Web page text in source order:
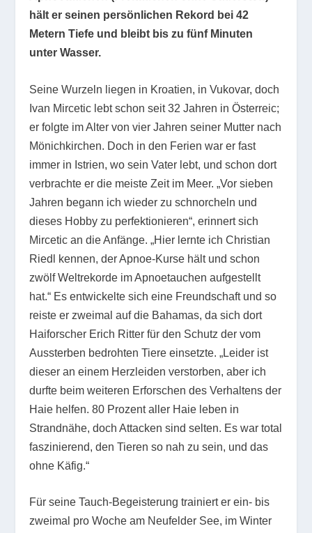
hält er seinen persönlichen Rekord bei 42
Metern Tiefe und bleibt bis zu fünf Minuten
unter Wasser.
Seine Wurzeln liegen in Kroatien, in Vukovar, doch
Ivan Mircetic lebt schon seit 32 Jahren in Österreic;
er folgte im Alter von vier Jahren seiner Mutter nach
Mönichkirchen. Doch in den Ferien war er fast
immer in Istrien, wo sein Vater lebt, und schon dort
verbrachte er die meiste Zeit im Meer. „Vor sieben
Jahren begann ich wieder zu schnorcheln und
dieses Hobby zu perfektionieren“, erinnert sich
Mircetic an die Anfänge. „Hier lernte ich Christian
Riedl kennen, der Apnoe-Kurse hält und schon
zwölf Weltrekorde im Apnoetauchen aufgestellt
hat.“ Es entwickelte sich eine Freundschaft und so
reiste er zweimal auf die Bahamas, da sich dort
Haiforscher Erich Ritter für den Schutz der vom
Aussterben bedrohten Tiere einsetzte. „Leider ist
dieser an einem Herzleiden verstorben, aber ich
durfte beim weiteren Erforschen des Verhaltens der
Haie helfen. 80 Prozent aller Haie leben in
Strandnähe, doch Attacken sind selten. Es war total
faszinierend, den Tieren so nah zu sein, und das
ohne Käfig.“
Für seine Tauch-Begeisterung trainiert er ein- bis
zweimal pro Woche am Neufelder See, im Winter